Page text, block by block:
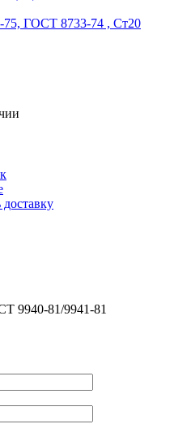
ГОСТ 8733-74 , Ст20
доставку
9940-81/9941-81